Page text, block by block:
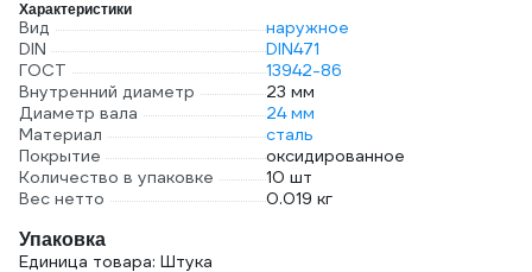
Характеристики
Вид
наружное
DIN
DIN471
ГОСТ
13942-86
Внутренний диаметр
23 мм
Диаметр вала
24 мм
Материал
сталь
Покрытие
оксидированное
Количество в упаковке
10 шт
Вес нетто
0.019 кг
Упаковка
Единица товара: Штука